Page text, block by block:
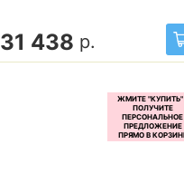
31 438 р.